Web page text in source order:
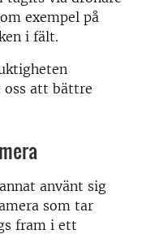
exempel på
i fält.
att bättre
använt sig
som tar
fram i ett